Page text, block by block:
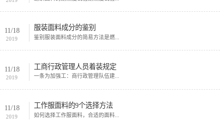
11/18
2019
服装面料成分的鉴别
鉴别服装面料成分的简易方法是燃...
11/18
2019
工商行政管理人员着装规定
一条为加强工：商行政管理队伍建...
11/18
2019
工作服面料的9个选择方法
如何选择工作服面料，合适的面料...